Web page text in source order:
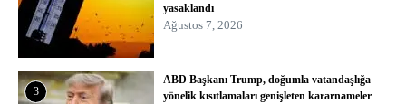
yasaklandı
Ağustos 7, 2026
3
ABD Başkanı Trump, doğumla vatandaşlığa
yönelik kısıtlamaları genişleten kararnameler